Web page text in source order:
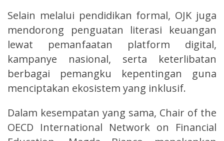
Selain melalui pendidikan formal, OJK juga
mendorong penguatan literasi keuangan
lewat pemanfaatan platform digital,
kampanye nasional, serta keterlibatan
berbagai pemangku kepentingan guna
menciptakan ekosistem yang inklusif.
Dalam kesempatan yang sama, Chair of the
OECD International Network on Financial